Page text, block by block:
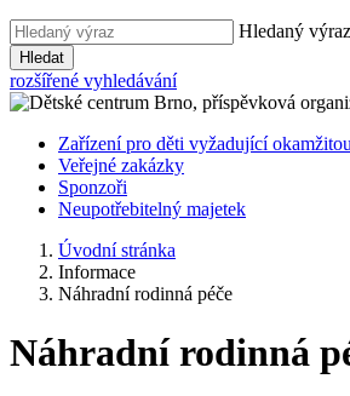
Hledaný výraz
Hledat
rozšířené vyhledávání
Zařízení pro děti vyžadující
Veřejné zakázky
Sponzoři
Neupotřebitelný majetek
Úvodní stránka
Informace
Náhradní rodinná péče
Náhradní rodinná